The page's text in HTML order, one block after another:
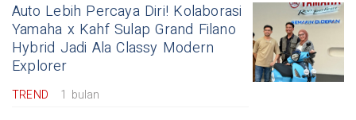
Auto Lebih Percaya Diri! Kolaborasi
Yamaha x Kahf Sulap Grand Filano
Hybrid Jadi Ala Classy Modern
Explorer
TREND 1 bulan